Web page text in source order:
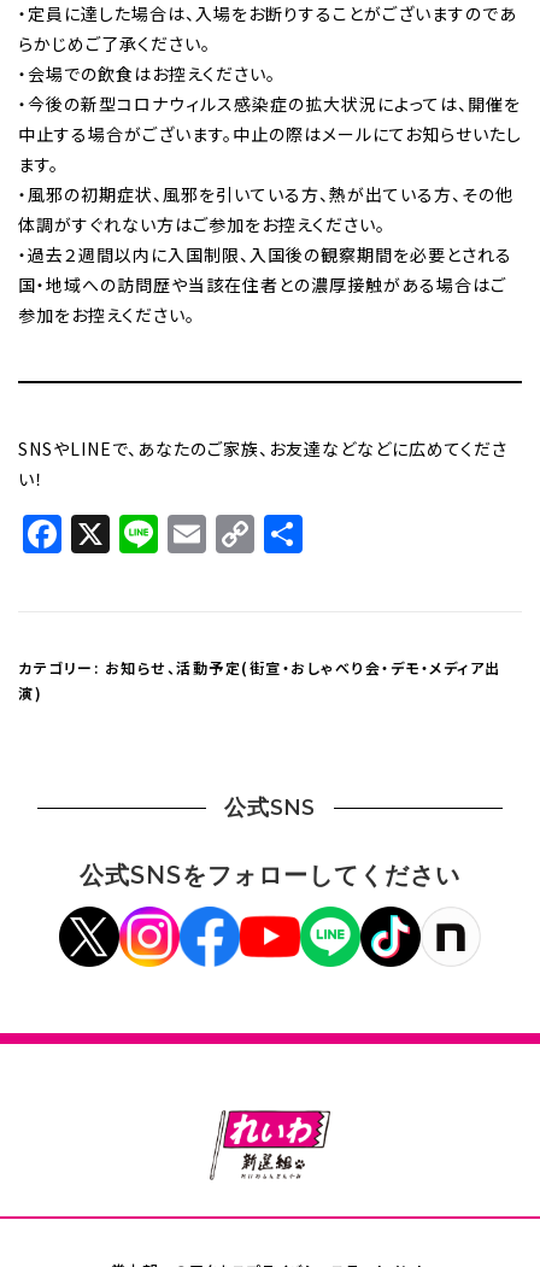
・定員に達した場合は、入場をお断りすることがございますのであ
らかじめご了承ください。
・会場での飲食はお控えください。
・今後の新型コロナウィルス感染症の拡大状況によっては、開催を
中止する場合がございます。中止の際はメールにてお知らせいたし
ます。
・風邪の初期症状、風邪を引いている方、熱が出ている方、その他
体調がすぐれない方はご参加をお控えください。
・過去２週間以内に入国制限、入国後の観察期間を必要とされる
国・地域への訪問歴や当該在住者との濃厚接触がある場合はご
参加をお控えください。
SNSやLINEで、あなたのご家族、お友達などなどに広めてくださ
い！
Facebook
X LineEmail
Copy
カテゴリー: お知らせ、活動予定(街宣・おしゃべり会・デモ・メディア出
演)
公式SNS
公式SNSをフォローしてください